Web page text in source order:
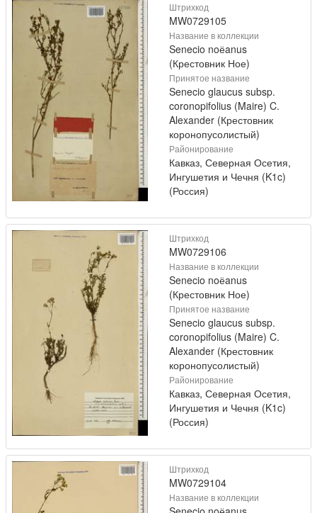
Штрихкод
MW0729105
Название в коллекции
Senecio noёanus
(Крестовник Ное)
Принятое название
Senecio glaucus subsp.
coronopifolius (Maire) C.
Alexander (Крестовник
коронопусолистый)
Районирование
Кавказ, Северная Осетия,
Ингушетия и Чечня (K1c)
(Россия)
Штрихкод
MW0729106
Название в коллекции
Senecio noёanus
(Крестовник Ное)
Принятое название
Senecio glaucus subsp.
coronopifolius (Maire) C.
Alexander (Крестовник
коронопусолистый)
Районирование
Кавказ, Северная Осетия,
Ингушетия и Чечня (K1c)
(Россия)
Штрихкод
MW0729104
Название в коллекции